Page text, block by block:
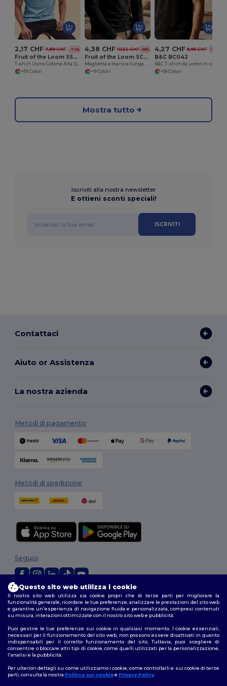
2,17 CHF 7,89 CHF -72%
Fruit of the Loom SS048
T-shirt Uomo Cotone Alta Qualità
+19 Colori
4,38 CHF 10,52 CHF -58%
Fruit of the Loom SC233
Maglietta a manica lunga da uomo 100% cotone
+9 Colori
4,27 CHF 8,85 CHF -52%
B&C BC042
+18 Colori
Mostra tutto
Iscriviti alla nostra newsletter
E ottieni sconti speciali!
ISCRIVITI
Contattaci
Aiuto or Assistenza
La nostra azienda
Metodi di pagamento
Metodi di spedizione
2026. Tutti i diritti riservati
Termini e Condizioni
Politica di personalizzazione |
Informativa sulla
privacy |Politica sui cookie|Site Map
Seguici
Questo sito web utilizza i cookie
Il nostro sito web utilizza sia cookie propri che di terze parti per migliorare la
funzionalità generale, ricordare le tue preferenze, analizzare le prestazioni del sito web
e garantire un'esperienza di navigazione fluida e personalizzata, compresi contenuti
su misura, interazioni ottimizzate con il nostro sito web e pubblicità.
Puoi gestire le tue preferenze sui cookie in qualsiasi momento. I cookie essenziali,
necessari per il funzionamento del sito web, non possono essere disattivati in quanto
indispensabili per il corretto funzionamento del sito. Tuttavia, puoi scegliere di
consentire o bloccare altri tipi di cookie, come quelli utilizzati per la personalizzazione,
l'analisi e la pubblicità.
Per ulteriori dettagli su come utilizziamo i cookie, come controllarli e sui cookie di terze
parti, consulta la nostra Politica sui cookiee Privacy Policy.